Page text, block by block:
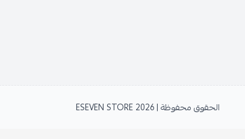
الحقوق محفوظة | 2026 ESEVEN STORE